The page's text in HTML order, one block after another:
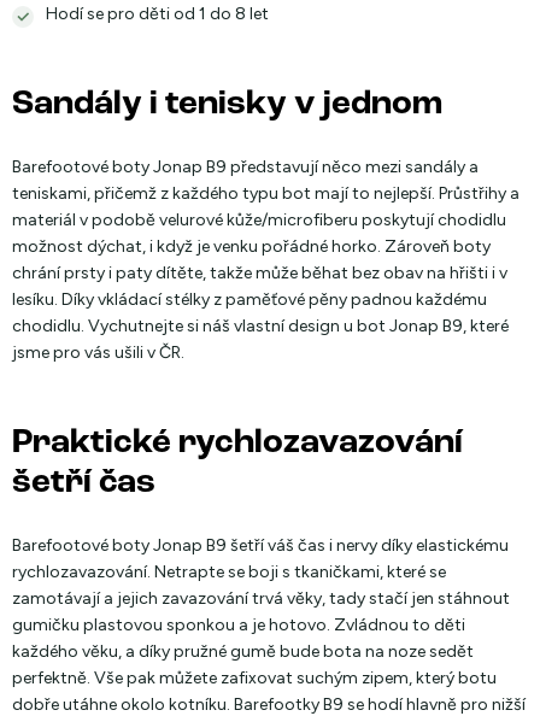
Hodí se pro děti od 1 do 8 let
Sandály i tenisky v jednom
Barefootové boty Jonap B9 představují něco mezi sandály a
teniskami, přičemž z každého typu bot mají to nejlepší. Průstřihy a
materiál v podobě velurové kůže/microfiberu poskytují chodidlu
možnost dýchat, i když je venku pořádné horko. Zároveň boty
chrání prsty i paty dítěte, takže může běhat bez obav na hřišti i v
lesíku. Díky vkládací stélky z paměťové pěny padnou každému
chodidlu. Vychutnejte si náš vlastní design u bot Jonap B9, které
jsme pro vás ušili v ČR.
Praktické rychlozavazování
šetří čas
Barefootové boty Jonap B9 šetří váš čas i nervy díky elastickému
rychlozavazování. Netrapte se boji s tkaničkami, které se
zamotávají a jejich zavazování trvá věky, tady stačí jen stáhnout
gumičku plastovou sponkou a je hotovo. Zvládnou to děti
každého věku, a díky pružné gumě bude bota na noze sedět
perfektně. Vše pak můžete zafixovat suchým zipem, který botu
dobře utáhne okolo kotníku. Barefootky B9 se hodí hlavně pro nižší